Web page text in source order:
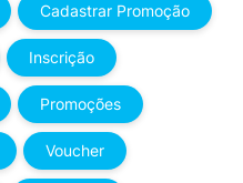
Cadastrar Promoção
Inscrição
Promoções
Voucher